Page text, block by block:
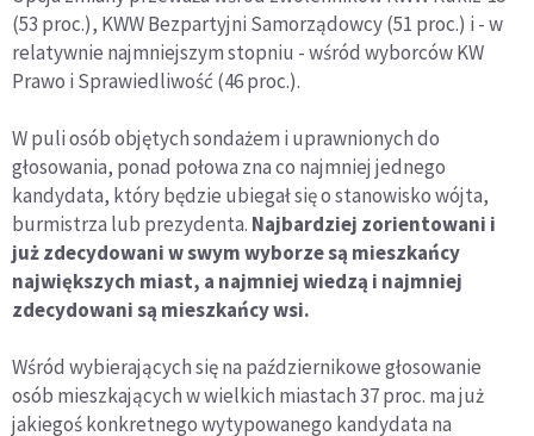
(53 proc.), KWW Bezpartyjni Samorządowcy (51 proc.) i - w
relatywnie najmniejszym stopniu - wśród wyborców KW
Prawo i Sprawiedliwość (46 proc.).
W puli osób objętych sondażem i uprawnionych do
głosowania, ponad połowa zna co najmniej jednego
kandydata, który będzie ubiegał się o stanowisko wójta,
burmistrza lub prezydenta. Najbardziej zorientowani i
już zdecydowani w swym wyborze są mieszkańcy
największych miast, a najmniej wiedzą i najmniej
zdecydowani są mieszkańcy wsi.
Wśród wybierających się na październikowe głosowanie
osób mieszkających w wielkich miastach 37 proc. ma już
jakiegoś konkretnego wytypowanego kandydata na